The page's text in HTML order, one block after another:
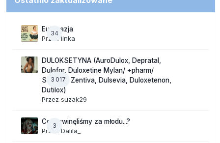
34
Eutanazja
Przez linka
3 017
DULOKSETYNA (AuroDulox, Depratal,
Dulofor, Duloxetine Mylan/ +pharm/
Sandoz/ Zentiva, Dulsevia, Duloxetenon,
Dutilox)
Przez suzak29
3
Co wywinęliśmy za młodu...?
Przez Dalila_